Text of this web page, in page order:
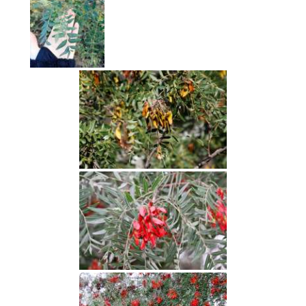
Квебрахо
Квебрахо
Квебрахо